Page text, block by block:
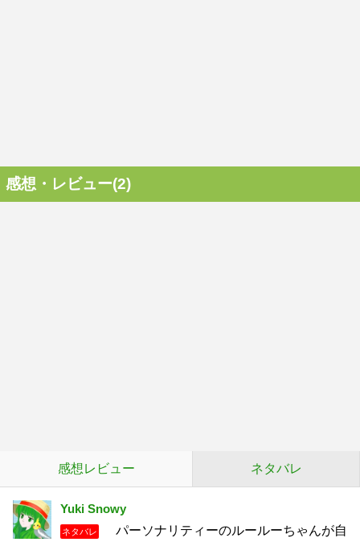
感想・レビュー(2)
感想レビュー ネタバレ
Yuki Snowy
ネタバレ
パーソナリティーのルールーちゃんが自